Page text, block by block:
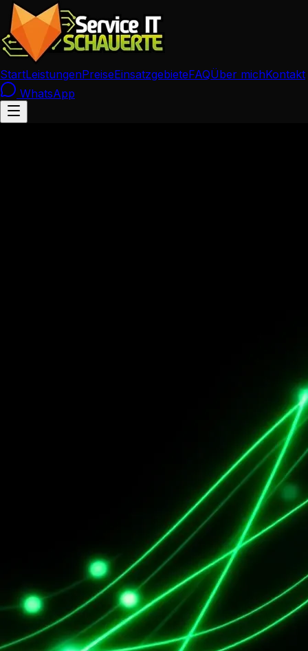
StartLeistungenPreiseEinsatzgebieteFAQÜber michKontakt
WhatsApp